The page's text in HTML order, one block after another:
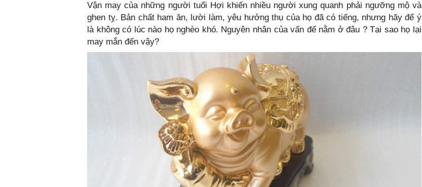
Vận may của những người tuổi Hợi khiến nhiều người xung quanh phải ngưỡng mộ và
ghen tỵ. Bản chất ham ăn, lười làm, yêu hưởng thụ của họ đã có tiếng, nhưng hãy để ý
là không có lúc nào họ nghèo khó. Nguyên nhân của vấn để nằm ở đâu ? Tại sao họ lại
may mắn đến vậy?